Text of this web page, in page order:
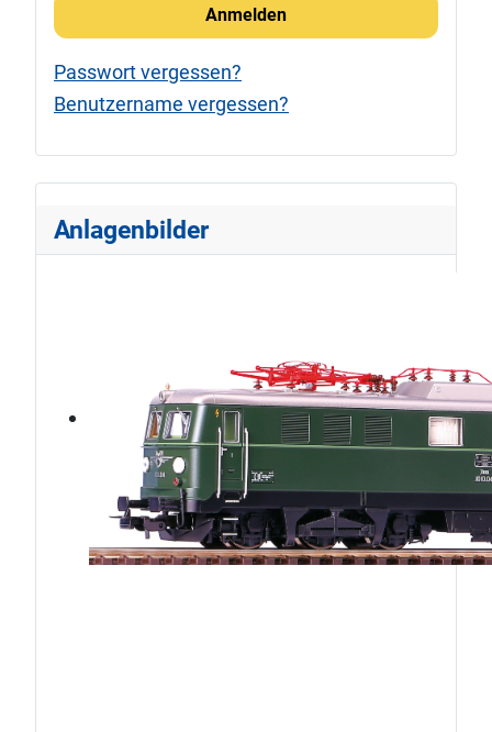
Anmelden
Passwort vergessen?
Benutzername vergessen?
Anlagenbilder